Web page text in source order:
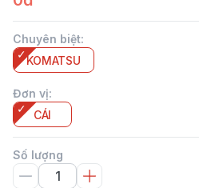
Chuyên biệt:
KOMATSU
Đơn vị:
CÁI
Số lượng